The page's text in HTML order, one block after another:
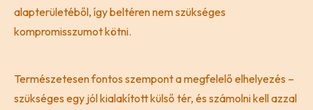
alapterületéből, így beltéren nem szükséges
kompromisszumot kötni.
Természetesen fontos szempont a megfelelő elhelyezés –
szükséges egy jól kialakított külső tér, és számolni kell azzal